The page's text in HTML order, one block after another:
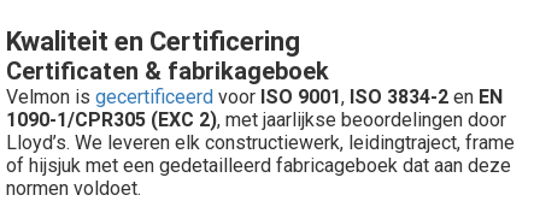
Kwaliteit en Certificering
Certificaten & fabrikageboek
Velmon is gecertificeerd voor ISO 9001, ISO 3834-2 en EN
1090-1/CPR305 (EXC 2), met jaarlijkse beoordelingen door
Lloyd’s. We leveren elk constructiewerk, leidingtraject, frame
of hijsjuk met een gedetailleerd fabricageboek dat aan deze
normen voldoet.